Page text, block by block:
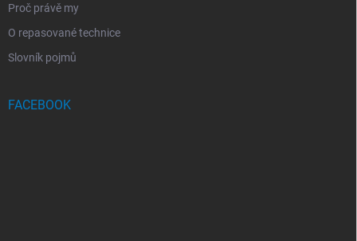
Proč právě my
O repasované technice
Slovník pojmů
FACEBOOK